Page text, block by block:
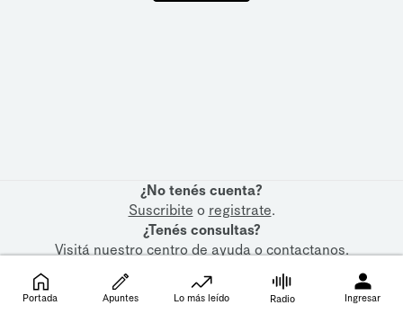
¿No tenés cuenta?
Suscribite o registrate.
¿Tenés consultas?
Visitá nuestrocentro de ayudaocontactanos.
Portada Apuntes Lo más leído Radio Ingresar